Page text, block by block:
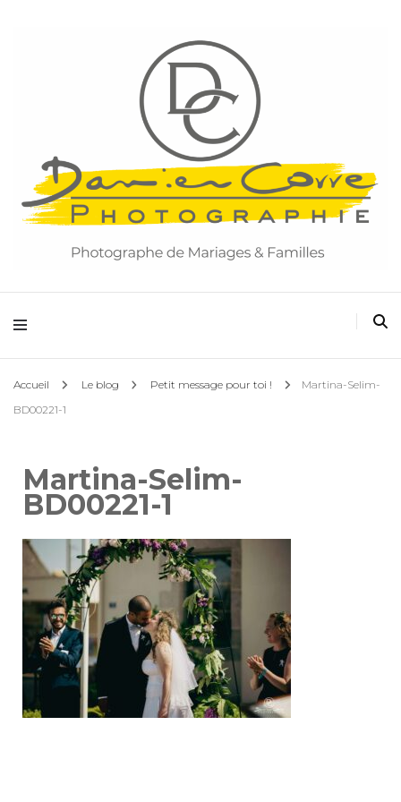
Accueil Le blog Petit message pour toi !
Martina-Selim-
BD00221-1
Martina-Selim-
BD00221-1